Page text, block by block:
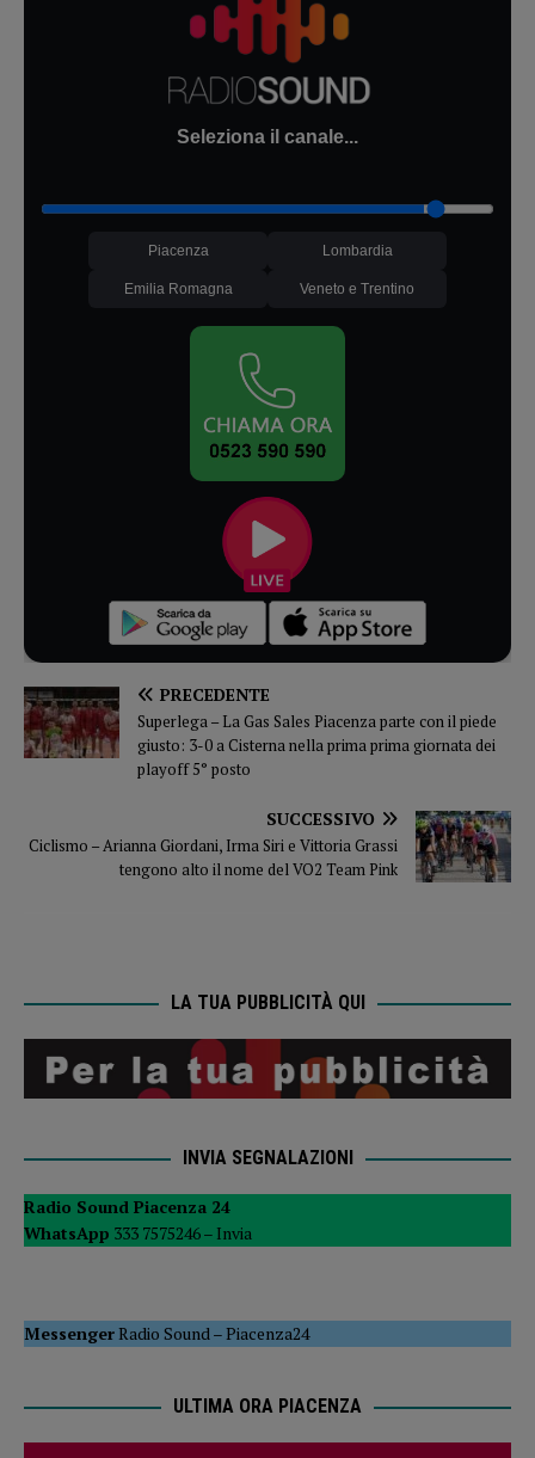
Seleziona il canale...
Piacenza Lombardia
Emilia Romagna Veneto e Trentino
PRECEDENTE
Superlega – La Gas Sales Piacenza parte con il piede
giusto: 3-0 a Cisterna nella prima prima giornata dei
playoff 5° posto
SUCCESSIVO
Ciclismo – Arianna Giordani, Irma Siri e Vittoria Grassi
tengono alto il nome del VO2 Team Pink
LA TUA PUBBLICITÀ QUI
INVIA SEGNALAZIONI
Radio Sound Piacenza 24
WhatsApp 333 7575246 – Invia
MessengerRadio Sound–Piacenza24
ULTIMA ORA PIACENZA